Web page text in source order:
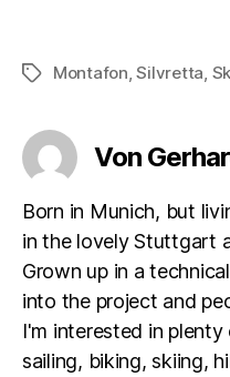
Schlagwörter
Montafon,Silvretta,
Von
Born in Munich, but
in the lovely Stuttgart
Grown up in a
into the project and
I'm interested in
sailing, biking, skiing,